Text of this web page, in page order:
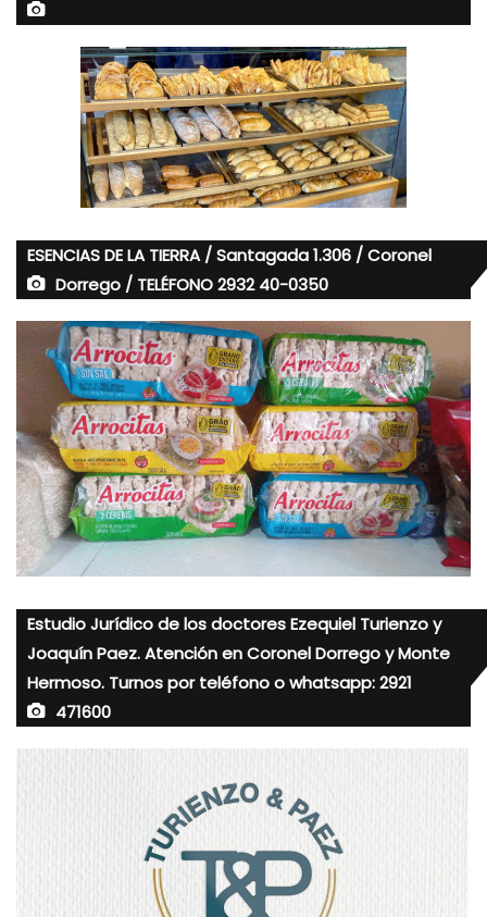
ESENCIAS DE LA TIERRA / Santagada 1.306 / Coronel
Dorrego / TELÉFONO 2932 40-0350
Estudio Jurídico de los doctores Ezequiel Turienzo y
Joaquín Paez. Atención en Coronel Dorrego y Monte
Hermoso. Turnos por teléfono o whatsapp: 2921
471600